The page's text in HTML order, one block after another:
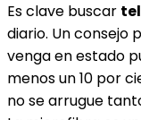
Es clave buscar
diario. Un consejo
venga en estado
menos un 10 por
no se arrugue